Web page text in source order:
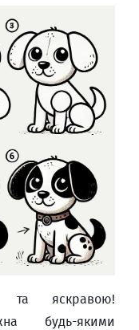
та яскравою!
будь-якими